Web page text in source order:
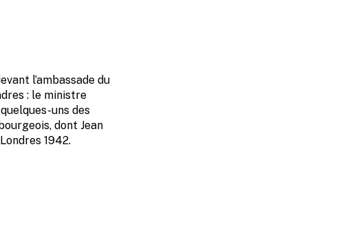
l’ambassade du
: le ministre
uns des
dont Jean
1942.